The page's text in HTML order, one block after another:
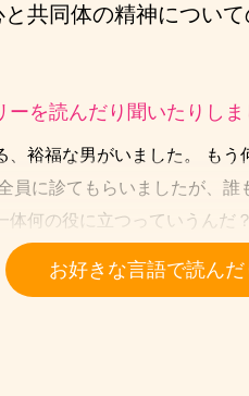
共同体の精神について
ーを読んだり聞いたりし
裕福な男がいました。 も
員に診てもらいましたが、誰
体何の役に立つっていうんだ
になったため、治してくれる
飴売りが暮らしていました
お好きな言語で読ん